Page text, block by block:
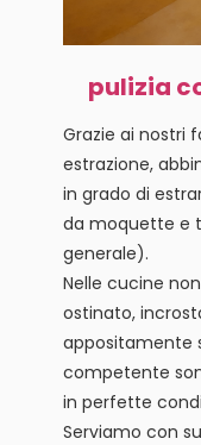
pulizia
Grazie ai nostri
estrazione,
in grado di
da moquette e
generale).
Nelle cucine
ostinato,
appositamente
competente
in perfette
Serviamo con